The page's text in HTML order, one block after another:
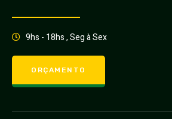
9hs - 18hs , Seg à Sex
ORÇAMENTO